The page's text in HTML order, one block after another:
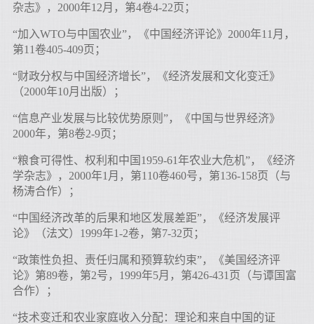
杂志》，2000年12月，第4卷4-22页；
“加入WTO与中国农业”，《中国经济评论》2000年11月，
第11卷405-409页；
“财政分权与中国经济增长”，《经济发展和文化变迁》
（2000年10月出版）；
“信息产业发展与比较优势原则”，《中国与世界经济》
2000年，第8卷2-9页；
“粮食可得性、权利和中国1959-61年农业大危机”，《经济
学杂志》，2000年1月，第110卷460号，第136-158页（与
杨涛合作）；
“中国经济改革的后果和地区发展差距”，《经济发展评
论》（法文）1999年1-2卷，第7-32页；
“政策性负担、责任归属和预算软约束”，《美国经济评
论》第89卷，第2号，1999年5月，第426-431页（与谭国富
合作）；
“技术变迁和农业家庭收入分配：理论和来自中国的证